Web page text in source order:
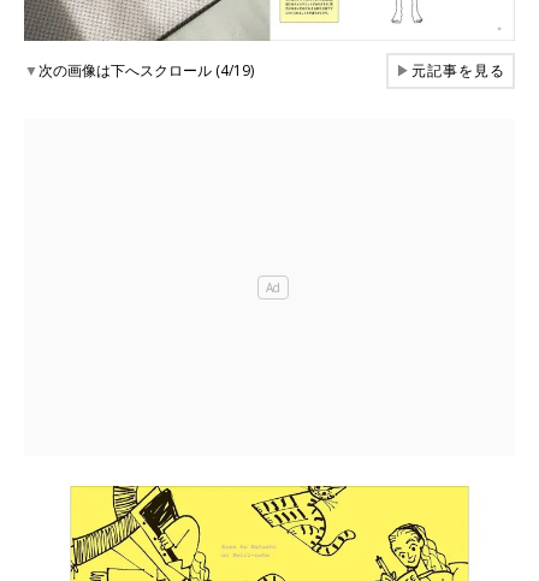
▼次の画像は下へスクロール (4/19) ▶元記事を見る